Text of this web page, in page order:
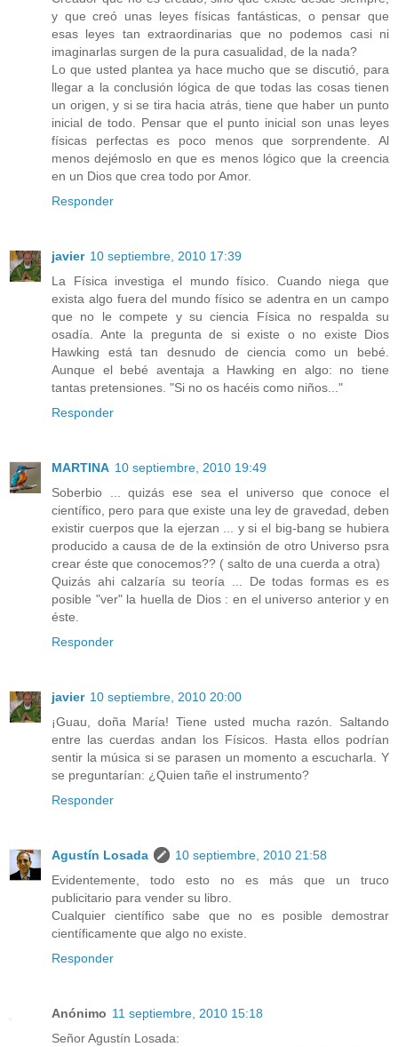
y que creó unas leyes físicas fantásticas, o pensar que
esas leyes tan extraordinarias que no podemos casi ni
imaginarlas surgen de la pura casualidad, de la nada?
Lo que usted plantea ya hace mucho que se discutió, para
llegar a la conclusión lógica de que todas las cosas tienen
un origen, y si se tira hacia atrás, tiene que haber un punto
inicial de todo. Pensar que el punto inicial son unas leyes
físicas perfectas es poco menos que sorprendente. Al
menos dejémoslo en que es menos lógico que la creencia
en un Dios que crea todo por Amor.
Responder
javier 10 septiembre, 2010 17:39
La Física investiga el mundo físico. Cuando niega que
exista algo fuera del mundo físico se adentra en un campo
que no le compete y su ciencia Física no respalda su
osadía. Ante la pregunta de si existe o no existe Dios
Hawking está tan desnudo de ciencia como un bebé.
Aunque el bebé aventaja a Hawking en algo: no tiene
tantas pretensiones. "Si no os hacéis como niños..."
Responder
MARTINA 10 septiembre, 2010 19:49
Soberbio ... quizás ese sea el universo que conoce el
científico, pero para que existe una ley de gravedad, deben
existir cuerpos que la ejerzan ... y si el big-bang se hubiera
producido a causa de de la extinsión de otro Universo psra
crear éste que conocemos?? ( salto de una cuerda a otra)
Quizás ahi calzaría su teoría ... De todas formas es es
posible "ver" la huella de Dios : en el universo anterior y en
éste.
Responder
javier 10 septiembre, 2010 20:00
¡Guau, doña María! Tiene usted mucha razón. Saltando
entre las cuerdas andan los Físicos. Hasta ellos podrían
sentir la música si se parasen un momento a escucharla. Y
se preguntarían: ¿Quien tañe el instrumento?
Responder
Agustín Losada
10 septiembre, 2010 21:58
Evidentemente, todo esto no es más que un truco
publicitario para vender su libro.
Cualquier científico sabe que no es posible demostrar
científicamente que algo no existe.
Responder
Anónimo 11 septiembre, 2010 15:18
Señor Agustín Losada: